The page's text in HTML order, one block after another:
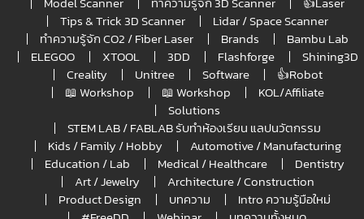
Tips & Trick 3D Scanner
Lidar / Space Scanner
ทำความรู้จัก CO2 / Fiber Laser
Brands
Bambu Lab
ELEGOO
XTOOL 3DD Flashforge
Shining3D
Creality
Unitree Software
👍Robot
📖 Workshop
📖 Workshop
KOL/Affiliate
Solutions
STEM LAB / FABLAB รับทำห้องเรียน แลปนวัตกรรม
Kids / Family / Hobby
Automotive / Manufacturing
Education / Lab
Medical / Healthcare
Dentistry
Art / Jewelry
Architecture / Construction
Product Design
บทความ
Intro ความรู้มือใหม่